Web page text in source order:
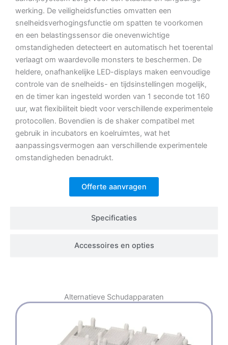
Specificaties
Accessoires en opties
werking. De veiligheidsfuncties omvatten een
snelheidsverhogingsfunctie om spatten te voorkomen
en een belastingssensor die onevenwichtige
omstandigheden detecteert en automatisch het toerental
verlaagt om waardevolle monsters te beschermen. De
heldere, onafhankelijke LED-displays maken eenvoudige
controle van de snelheids- en tijdsinstellingen mogelijk,
en de timer kan ingesteld worden van 1 seconde tot 160
uur, wat flexibiliteit biedt voor verschillende experimentele
protocollen. Bovendien is de shaker compatibel met
gebruik in incubators en koelruimtes, wat het
aanpassingsvermogen aan verschillende experimentele
omstandigheden benadrukt.
Offerte aanvragen
Alternatieve Schudapparaten